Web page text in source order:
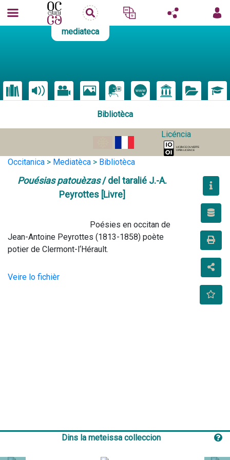
mediateca
Bibliotèca
Licéncia
Occitanica > Mediatèca > Bibliotèca
Pouésias patouèzas/ del taralié J.-A.
Peyrottes [Livre]
Jean-Antoine Peyrottes (1813-1858) poète
Veire lo fichièr
Dins la meteissa colleccion